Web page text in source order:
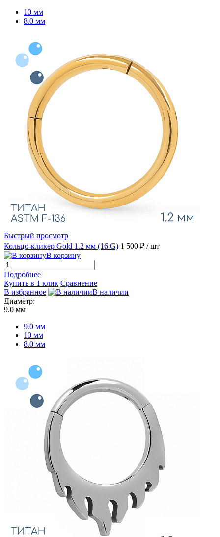
10 мм
8.0 мм
Быстрый просмотр
Кольцо-кликер Gold 1.2 мм (16 G) 1 500 ₽ / шт
В корзину
Подробнее
Купить в 1 клик Сравнение
В избранное
В наличии
Диаметр:
9.0 мм
9.0 мм
10 мм
8.0 мм